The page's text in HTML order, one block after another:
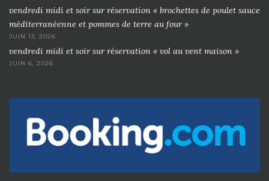
vendredi midi et soir sur réservation « brochettes de poulet sauce
méditerranéenne et pommes de terre au four »
JUIN 13, 2026
vendredi midi et soir sur réservation « vol au vent maison »
JUIN 6, 2026